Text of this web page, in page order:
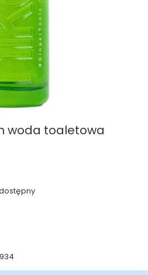
woda toaletowa